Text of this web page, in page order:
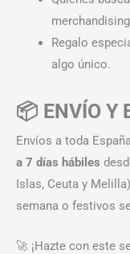
Regalo
algo único.
📦 ENVÍO Y
Envíos a toda
a 7 días hábiles
Islas, Ceuta y
semana o festivos
🚀 ¡Hazte con este